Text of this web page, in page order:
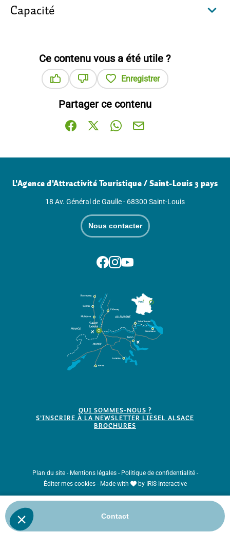
Capacité
Contact
Ce contenu vous a été utile ?
Enregistrer
Partager ce contenu
Partager sur Facebook (nouvelle fenêtre)
Partager sur X / Twitter (nouvelle
Partager sur WhatsApp
Partager par mail
L'Agence d'Attractivité Touristique / Saint-Louis 3 pays
18 Av. Général de Gaulle - 68300 Saint-Louis
Nous contacter
Suivez-nous sur Facebook
Suivez-nous sur Instagram
Suivez-nous sur Youtube
QUI SOMMES-NOUS ?
S'INSCRIRE À LA NEWSLETTER LIESEL ALSACE
BROCHURES
Plan du site - Mentions légales - Politique de confidentialité -
Éditer mes cookies - Made with by IRIS Interactive
conditions d'utilisationde Google s'appliquent.